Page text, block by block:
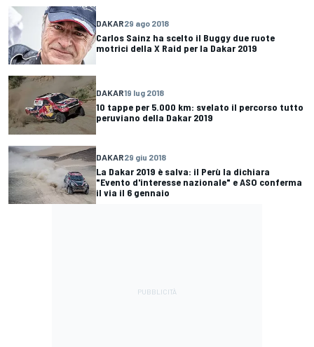
DAKAR29 ago 2018
Carlos Sainz ha scelto il Buggy due ruote
motrici della X Raid per la Dakar 2019
DAKAR19 lug 2018
10 tappe per 5.000 km: svelato il percorso tutto
peruviano della Dakar 2019
DAKAR29 giu 2018
La Dakar 2019 è salva: il Perù la dichiara
"Evento d'interesse nazionale" e ASO conferma
il via il 6 gennaio